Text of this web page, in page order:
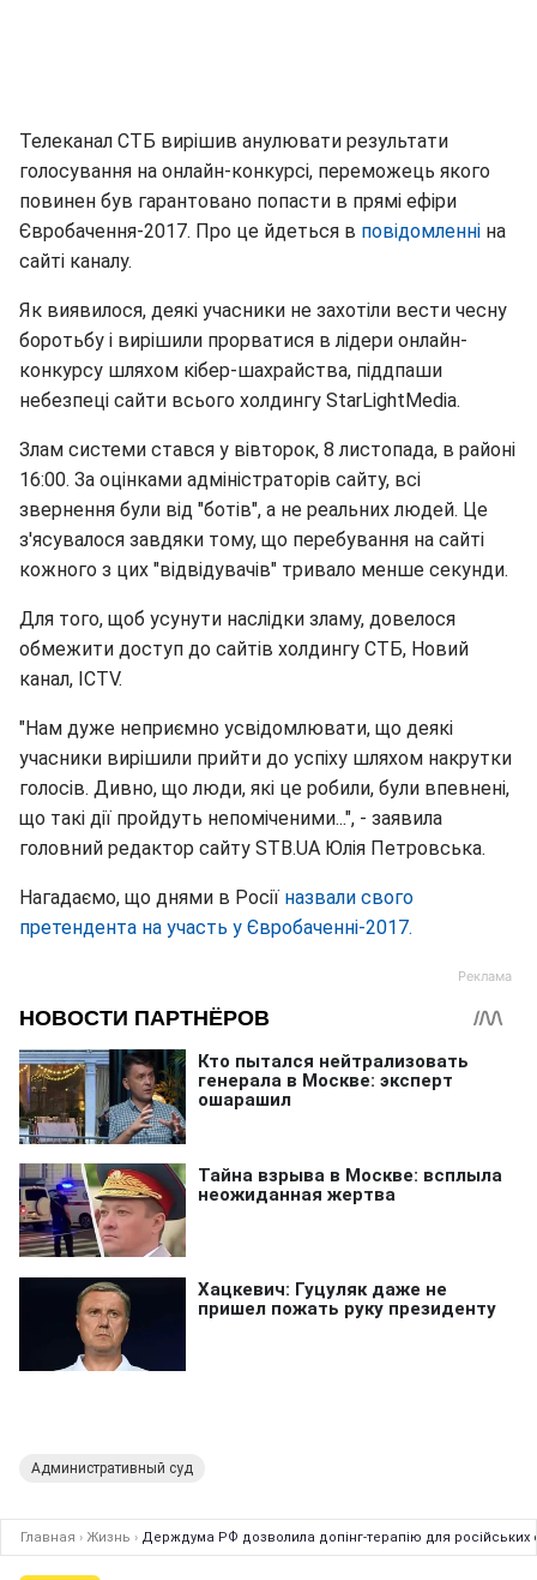
Телеканал СТБ вирішив анулювати результати
голосування на онлайн-конкурсі, переможець якого
повинен був гарантовано попасти в прямі ефіри
Євробачення-2017. Про це йдеться в повідомленні на
сайті каналу.
Як виявилося, деякі учасники не захотіли вести чесну
боротьбу і вирішили прорватися в лідери онлайн-
конкурсу шляхом кібер-шахрайства, піддпаши
небезпеці сайти всього холдингу StarLightMedia.
Злам системи стався у вівторок, 8 листопада, в районі
16:00. За оцінками адміністраторів сайту, всі
звернення були від "ботів", а не реальних людей. Це
з'ясувалося завдяки тому, що перебування на сайті
кожного з цих "відвідувачів" тривало менше секунди.
Для того, щоб усунути наслідки зламу, довелося
обмежити доступ до сайтів холдингу СТБ, Новий
канал, ICTV.
"Нам дуже неприємно усвідомлювати, що деякі
учасники вирішили прийти до успіху шляхом накрутки
голосів. Дивно, що люди, які це робили, були впевнені,
що такі дії пройдуть непоміченими...", - заявила
головний редактор сайту STB.UA Юлія Петровська.
Нагадаємо, що днями в Росії назвали свого
претендента на участь у Євробаченні-2017.
Административный суд
Главная › Жизнь › Держдума РФ дозволила допінг-терапію для російських